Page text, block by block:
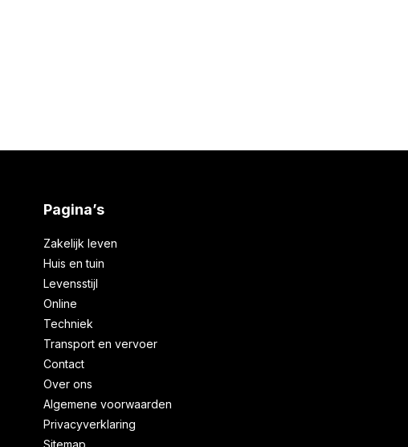
Pagina’s
Zakelijk leven
Huis en tuin
Levensstijl
Online
Techniek
Transport en vervoer
Contact
Over ons
Algemene voorwaarden
Privacyverklaring
Sitemap